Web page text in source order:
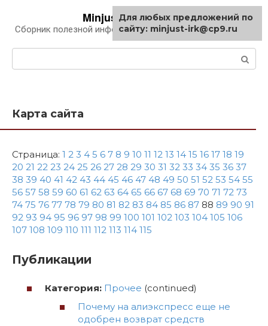
контенту
Minjust-irk.ru
Сборник полезной информации про автомобили
Карта сайта
Страница: 1 2 3 4 5 6 7 8 9 10 11 12 13 14 15 16 17 18 19
20 21 22 23 24 25 26 27 28 29 30 31 32 33 34 35 36 37
38 39 40 41 42 43 44 45 46 47 48 49 50 51 52 53 54 55
56 57 58 59 60 61 62 63 64 65 66 67 68 69 70 71 72 73
74 75 76 77 78 79 80 81 82 83 84 85 86 87 88 89 90 91
92 93 94 95 96 97 98 99 100 101 102 103 104 105 106
107 108 109 110 111 112 113 114 115
Публикации
Категория: Прочее (continued)
Почему на алиэкспресс еще не
одобрен возврат средств
Для любых предложений по
сайту: minjust-irk@cp9.ru